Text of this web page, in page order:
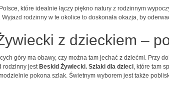
które idealnie łączy piękno natury z rodzinnym
Wyjazd rodzinny w te okolice to doskonała okazja, by
z dzieckiem –
góry ma obawy, czy można tam jechać z dziećmi. Przy
rodzinny jest Beskid Żywiecki. Szlaki dla dzieci, które tam
pokona szlak. Świetnym wyborem jest także